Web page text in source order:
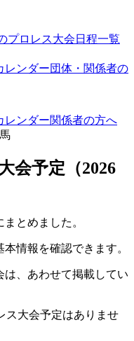
プロレス大会日程一覧
レンダー団体・関係者の
レンダー関係者の方へ
会予定（2026
とめました。
情報を確認できます。
、あわせて掲載してい
ス大会予定はありませ